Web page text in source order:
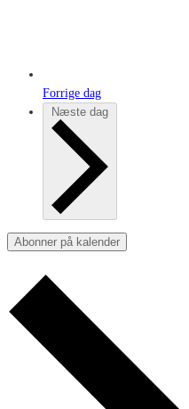
Forrige dag
Næste dag
Abonner på kalender